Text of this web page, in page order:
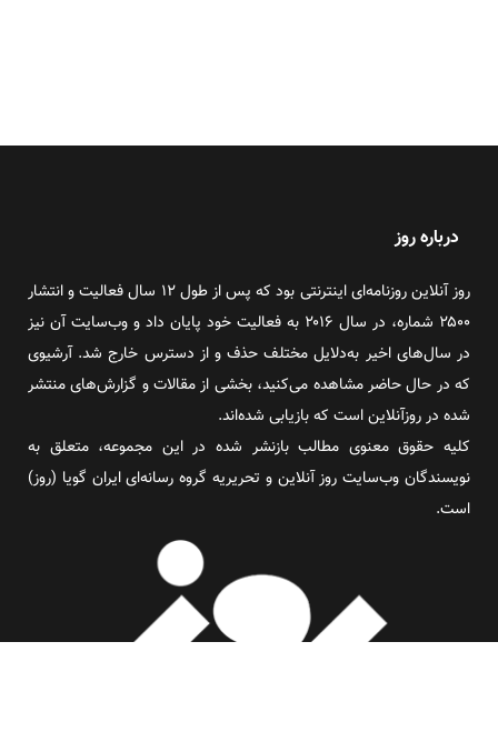
درباره روز
روز آنلاین روزنامه‌ای اینترنتی بود که پس از طول ۱۲ سال فعالیت و انتشار
۲۵۰۰ شماره، در سال ۲۰۱۶ به فعالیت خود پایان داد و وب‌سایت آن نیز
در سال‌های اخیر به‌دلایل مختلف حذف و از دسترس خارج شد. آرشیوی
که در حال حاضر مشاهده می‌کنید، بخشی از مقالات و گزارش‌های منتشر
شده در روزآنلاین است که بازیابی شده‌اند.
کلیه حقوق معنوی مطالب بازنشر شده در این مجموعه، متعلق به
نویسندگان وب‌سایت روز آنلاین و تحریریه گروه رسانه‌ای ایران گویا (روز)
است.